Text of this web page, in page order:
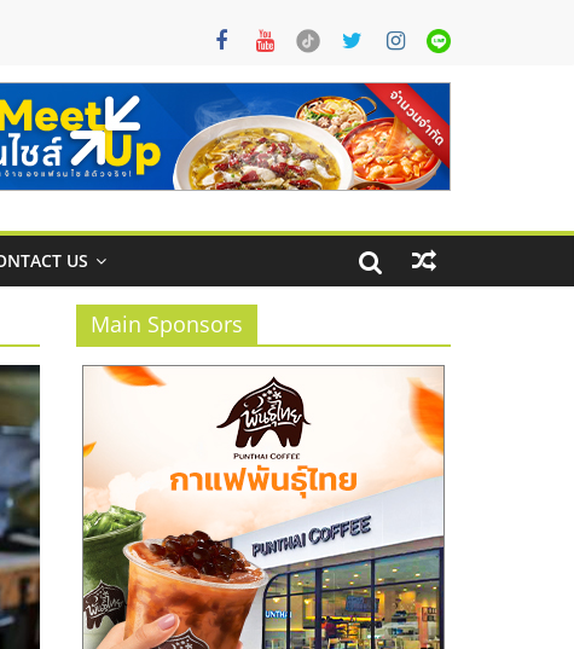
US
Main Sponsors